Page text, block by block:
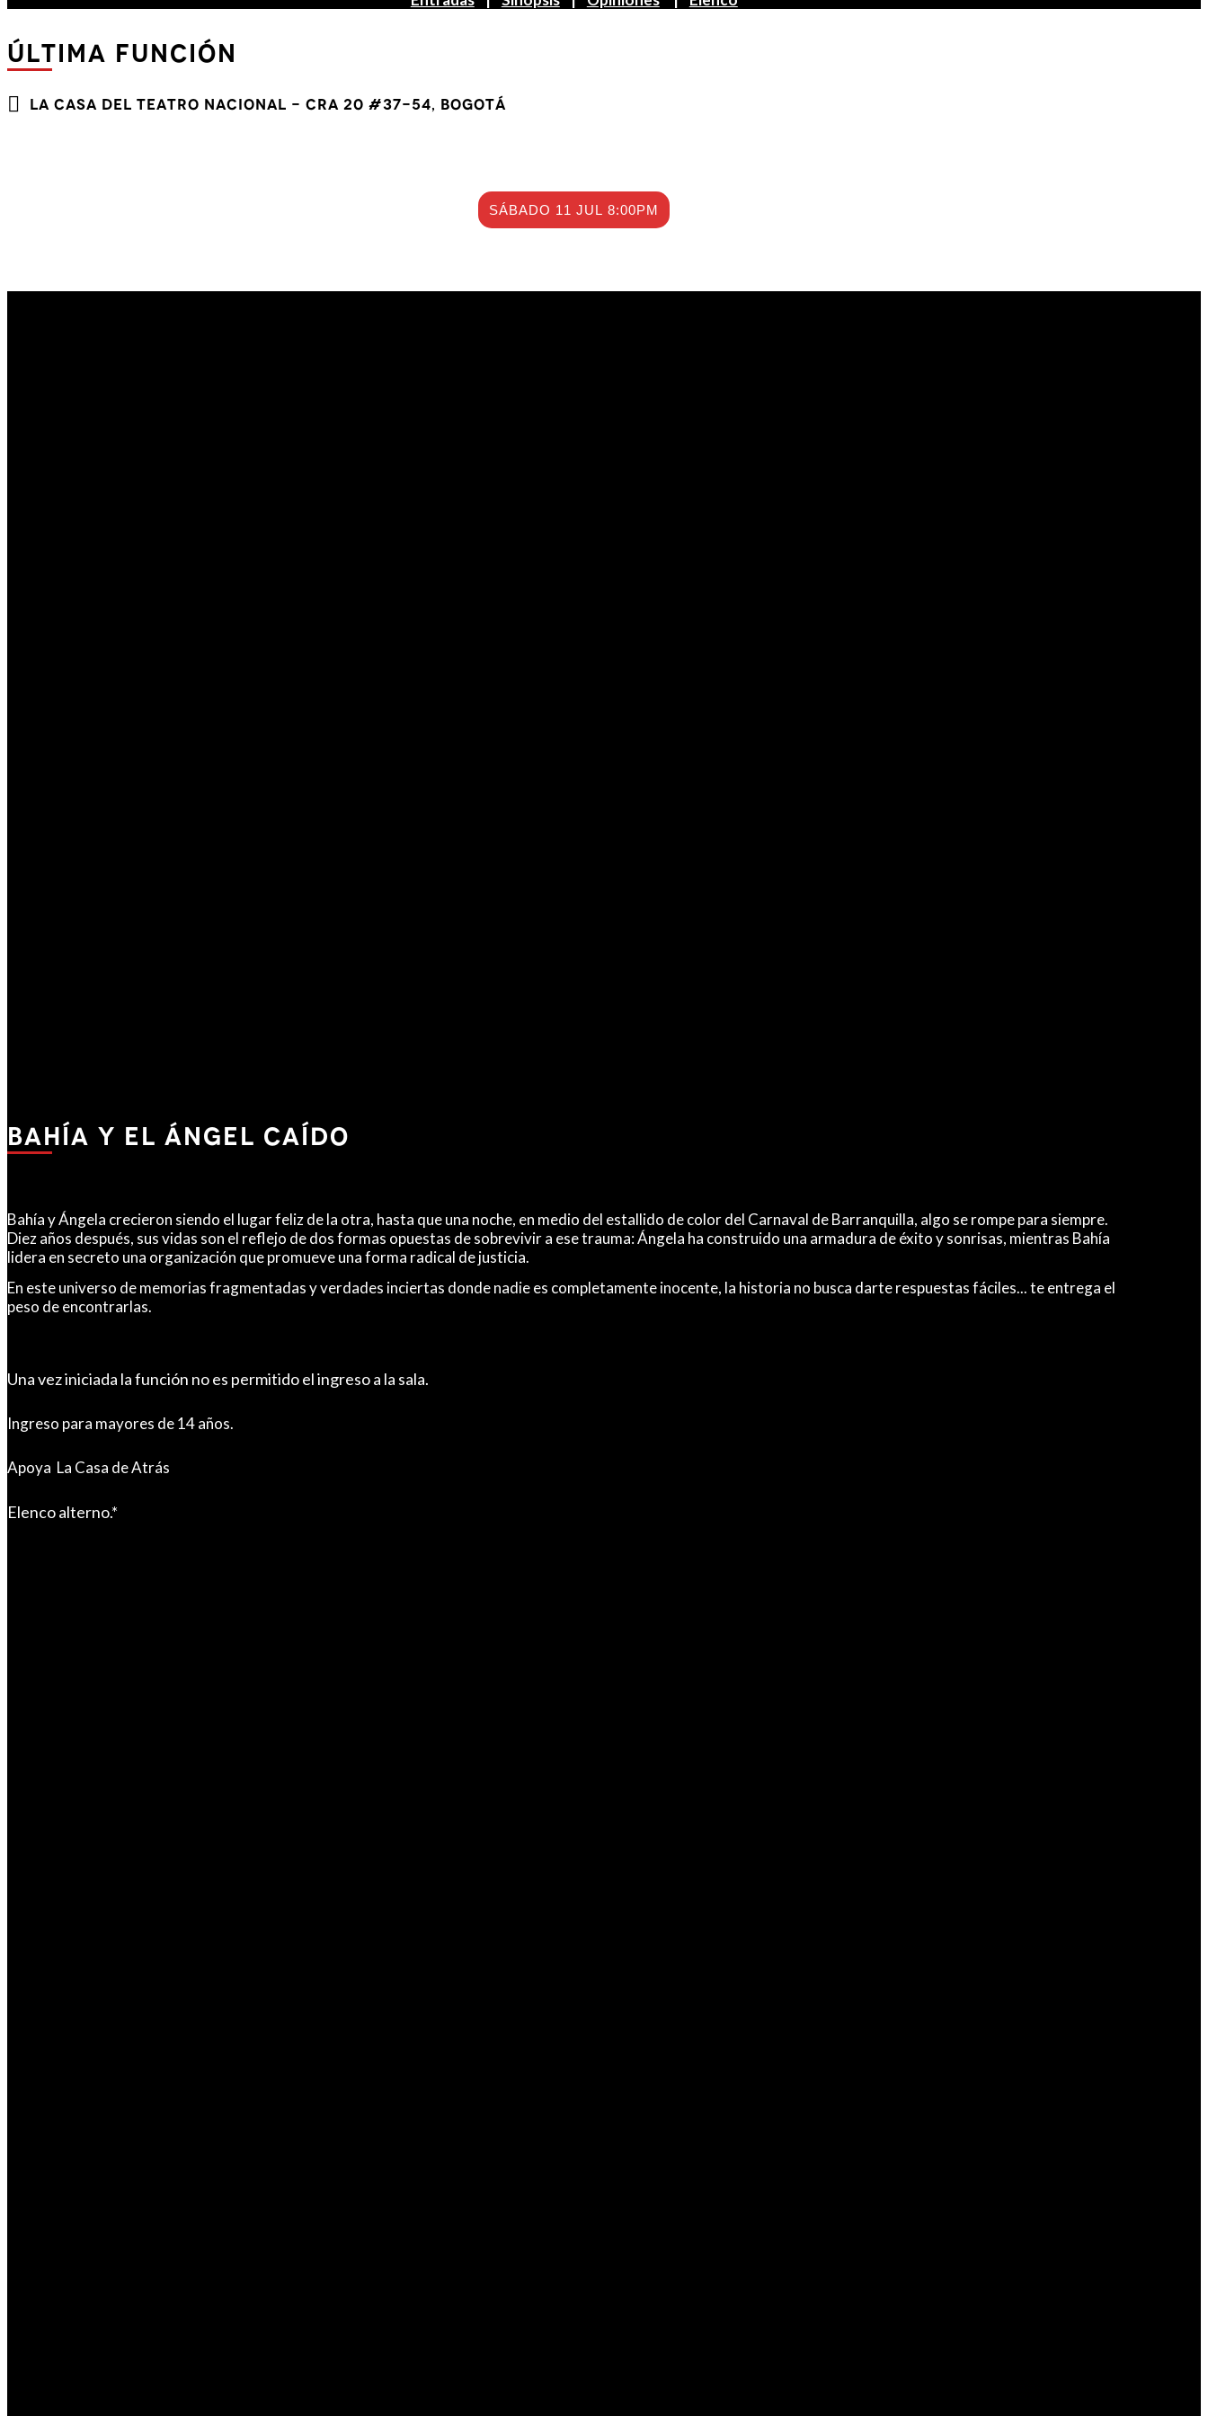
ÚLTIMA FUNCIÓN
LA CASA DEL TEATRO NACIONAL - Cra 20 #37-54, Bogotá
SÁBADO 11 JUL 8:00PM
Bahía y el Ángel Caído
Bahía y Ángela crecieron siendo el lugar feliz de la otra, hasta que una noche, en medio del estallido de color del Carnaval de Barranquilla, algo se rompe para siempre.
Diez años después, sus vidas son el reflejo de dos formas opuestas de sobrevivir a ese trauma: Ángela ha construido una armadura de éxito y sonrisas, mientras Bahía
lidera en secreto una organización que promueve una forma radical de justicia.
En este universo de memorias fragmentadas y verdades inciertas donde nadie es completamente inocente, la historia no busca darte respuestas fáciles... te entrega el
peso de encontrarlas.
Una vez iniciada la función no es permitido el ingreso a la sala.
Ingreso para mayores de 14 años.
Apoya La Casa de Atrás
Elenco alterno.*